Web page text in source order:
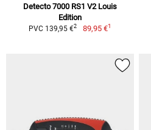
Detecto 7000 RS1 V2 Louis
Edition
PVC 139,95 €2 89,95 €1